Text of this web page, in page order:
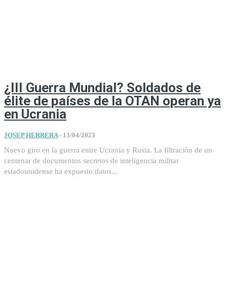
¿III Guerra Mundial? Soldados de
élite de países de la OTAN operan ya
en Ucrania
JOSEP HERRERA - 13/04/2023
Nuevo giro en la guerra entre Ucrania y Rusia. La filtración de un
centenar de documentos secretos de inteligencia militar
estadounidense ha expuesto datos...